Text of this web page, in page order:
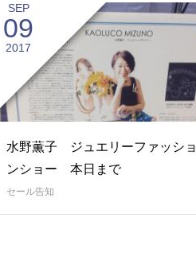
SEP
09
2017
水野薫子 ジュエリーファッショ
ンショー 本日まで
セール告知